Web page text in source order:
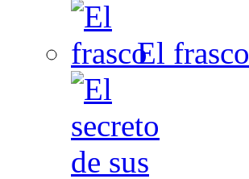
El frasco